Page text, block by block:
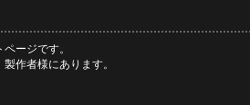
ージです。
作者様にあります。